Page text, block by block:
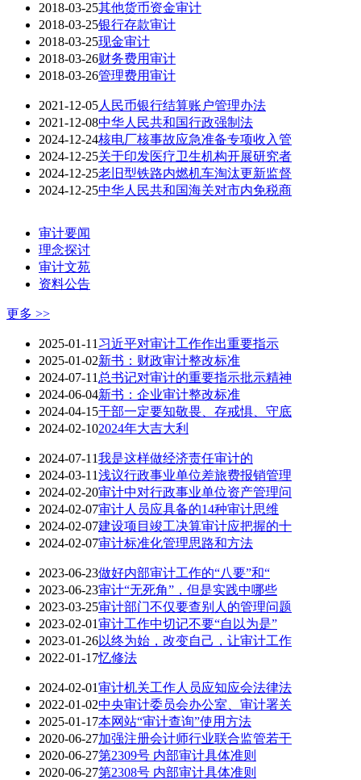
2018-03-25其他货币资金审计
2018-03-25银行存款审计
2018-03-25现金审计
2018-03-26财务费用审计
2018-03-26管理费用审计
2021-12-05人民币银行结算账户管理办法
2021-12-08中华人民共和国行政强制法
2024-12-24核电厂核事故应急准备专项收入管
2024-12-25关于印发医疗卫生机构开展研究者
2024-12-25老旧型铁路内燃机车淘汰更新监督
2024-12-25中华人民共和国海关对市内免税商
审计要闻
理念探讨
审计文苑
资料公告
更多 >>
2025-01-11 习近平对审计工作作出重要指示
2025-01-02新书：财政审计整改标准
2024-07-11 总书记对审计的重要指示批示精神
2024-06-04新书：企业审计整改标准
2024-04-15干部一定要知敬畏、存戒惧、守底
2024-02-102024年大吉大利
2024-07-11我是这样做经济责任审计的
2024-03-11浅议行政事业单位差旅费报销管理
2024-02-20审计中对行政事业单位资产管理问
2024-02-07审计人员应具备的14种审计思维
2024-02-07建设项目竣工决算审计应把握的十
2024-02-07审计标准化管理思路和方法
2023-06-23做好内部审计工作的“八要”和“
2023-06-23审计“无死角”，但是实践中哪些
2023-03-25审计部门不仅要查别人的管理问题
2023-02-01审计工作中切记不要“自以为是”
2023-01-26以终为始，改变自己，让审计工作
2022-01-17忆修法
2024-02-01审计机关工作人员应知应会法律法
2022-01-02中央审计委员会办公室、审计署关
2025-01-17本网站“审计查询”使用方法
2020-06-27加强注册会计师行业联合监管若干
2020-06-27第2309号 内部审计具体准则
2020-06-27第2308号 内部审计具体准则